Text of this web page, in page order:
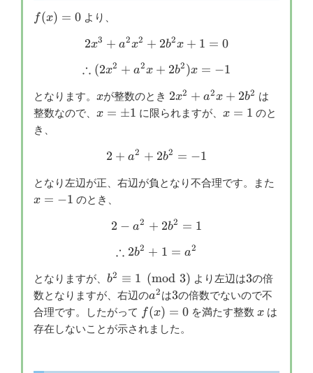
f(x)=0
f(x) = 0 より、
2x^3+a^2x^2+2b^2x+1=0
2x3 + a2x2 + 2b2x + 1 = 0
\therefore
∴ (2x2 + a2x + 2b2 )x = −1
となります。 x
xが整数のとき 2x^2+a^2x+2b^2
2x2 + a2x + 2b2 は
整数なので、 x=\pm
x = ±1 に限られますが、x=1
x = 1 のと
き、
2+a^2+2b^2=-1
2 + a2 + 2b2 = −1
となり左辺が正、右辺が負となり不合理です。また
x = −1 のとき、
2-a^2+2b^2=1
2 − a2 + 2b2 = 1
\therefore 2b^2+1=a^2
∴ 2b2 + 1 = a2
となりますが、 b^2
\equiv 1
\pmod{3}
b2 ≡ 1 (mod 3) より左辺は3
3の倍
数となりますが、右辺のa^2
a2 は3
3の倍数でないので不
合理です。したがって f(x)=0
f(x) = 0 を満たす整数 x
x は
存在しないことが示されました。